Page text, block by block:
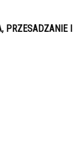
PRZESADZANIE I